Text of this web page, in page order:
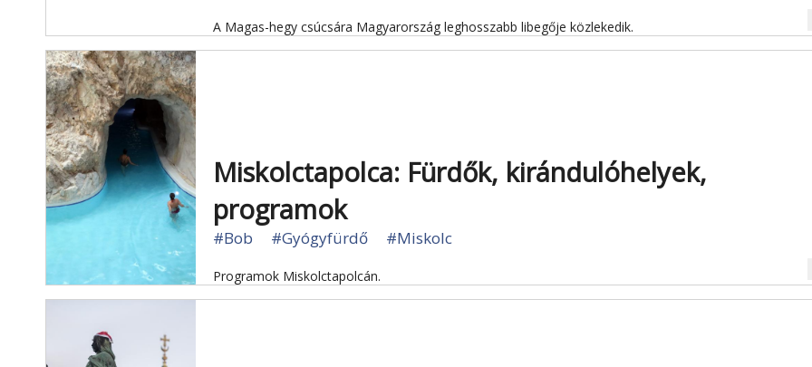
A Magas-hegy csúcsára Magyarország leghosszabb libegője közlekedik.
Miskolctapolca: Fürdők, kirándulóhelyek,
programok
#Bob #Gyógyfürdő #Miskolc
Programok Miskolctapolcán.